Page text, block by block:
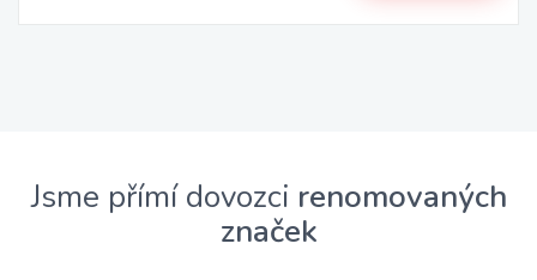
Jsme přímí dovozci renomovaných
značek